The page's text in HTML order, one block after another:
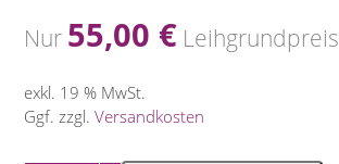
Nur 55,00 € Leihgrundpreis
exkl. 19 % MwSt.
Ggf. zzgl.Versandkosten